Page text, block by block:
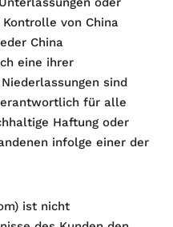
von China
China
eine ihrer
sind
für alle
Haftung oder
infolge einer der
ist nicht